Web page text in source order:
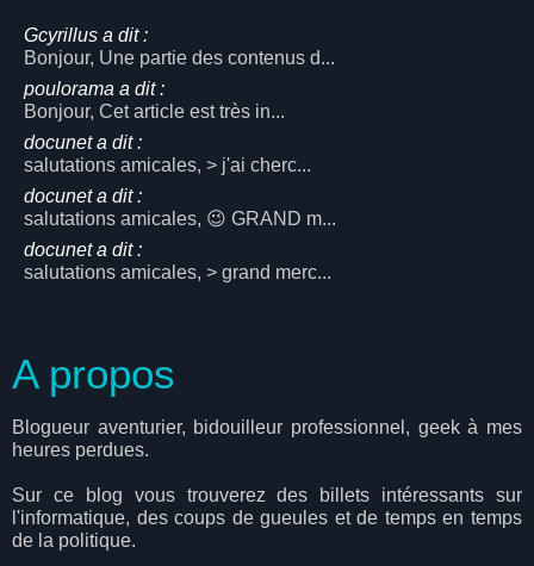
Gcyrillus a dit :
Bonjour, Une partie des contenus d...
poulorama a dit :
Bonjour, Cet article est très in...
docunet a dit :
salutations amicales, > j'ai cherc...
docunet a dit :
salutations amicales, 😉 GRAND m...
docunet a dit :
salutations amicales, > grand merc...
A propos
Blogueur aventurier, bidouilleur professionnel, geek à mes
heures perdues.
Sur ce blog vous trouverez des billets intéressants sur
l'informatique, des coups de gueules et de temps en temps
de la politique.